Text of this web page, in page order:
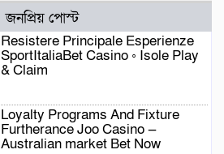
জনপ্রিয় পোস্ট
Resistere Principale Esperienze
SportItaliaBet Casino ◦ Isole Play
& Claim
Loyalty Programs And Fixture
Furtherance Joo Casino —
Australian market Bet Now